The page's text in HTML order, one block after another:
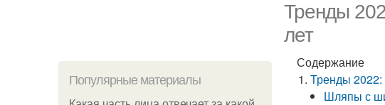
Тренды
лет
Популярные материалы
Содержание
Тренды 2022:
Шляпы с